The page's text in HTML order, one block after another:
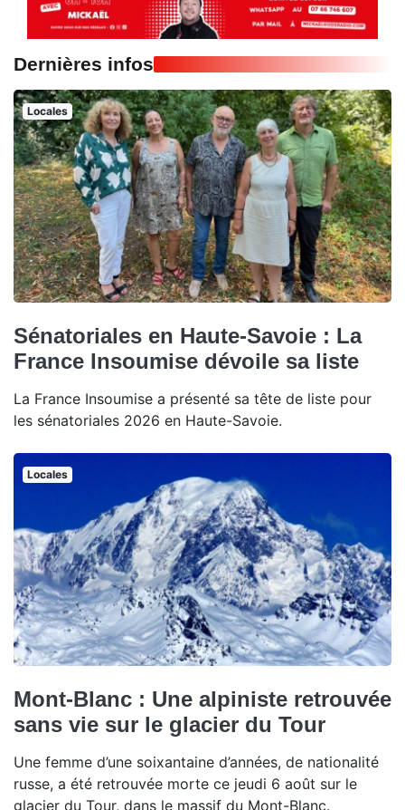
Dernières infos
Locales
Sénatoriales en Haute-Savoie : La
France Insoumise dévoile sa liste
La France Insoumise a présenté sa tête de liste pour
les sénatoriales 2026 en Haute-Savoie.
Locales
Mont-Blanc : Une alpiniste retrouvée
sans vie sur le glacier du Tour
Une femme d’une soixantaine d’années, de nationalité
russe, a été retrouvée morte ce jeudi 6 août sur le
glacier du Tour, dans le massif du Mont-Blanc.